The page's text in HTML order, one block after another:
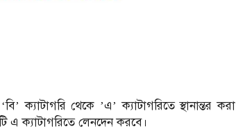
ক্যাটাগরি থেকে ’এ’ ক্যাটাগরিতে স্থানান্তর করা
এ ক্যাটাগরিতে লেনদেন করবে।